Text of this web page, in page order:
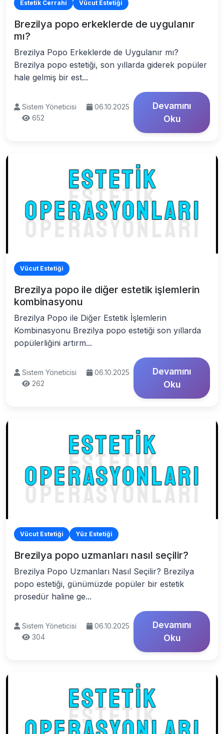
Estetik Cerrahi Vücut Estetiği
Brezilya popo erkeklerde de uygulanır
mı?
Brezilya Popo Erkeklerde de Uygulanır mı?
Brezilya popo estetiği, son yıllarda giderek popüler
hale gelmiş bir est...
Sistem Yöneticisi
06.10.2025
652
Devamını
Oku
Vücut Estetiği
Brezilya popo ile diğer estetik işlemlerin
kombinasyonu
Brezilya Popo ile Diğer Estetik İşlemlerin
Kombinasyonu Brezilya popo estetiği son yıllarda
popülerliğini artırm...
Sistem Yöneticisi
06.10.2025
262
Devamını
Oku
Vücut Estetiği Yüz Estetiği
Brezilya popo uzmanları nasıl seçilir?
Brezilya Popo Uzmanları Nasıl Seçilir? Brezilya
popo estetiği, günümüzde popüler bir estetik
prosedür haline ge...
Sistem Yöneticisi
06.10.2025
304
Devamını
Oku